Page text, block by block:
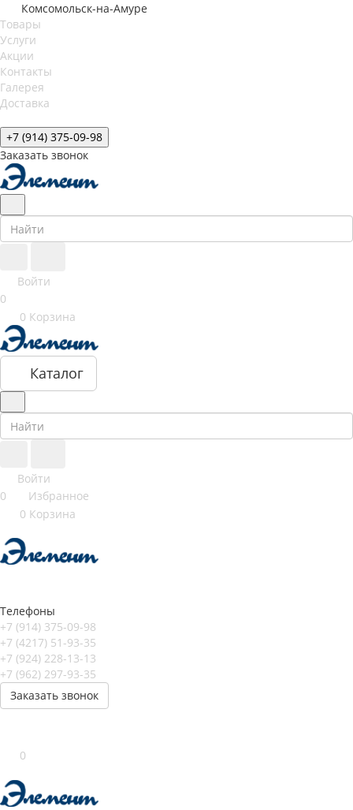
Комсомольск-на-Амуре
Товары
Услуги
Акции
Контакты
Галерея
Доставка
+7 (914) 375-09-98
Заказать звонок
Войти
0
0 Корзина
Каталог
Войти
0
Избранное
0 Корзина
Телефоны
+7 (914) 375-09-98
+7 (4217) 51-93-35
+7 (924) 228-13-13
+7 (962) 297-93-35
Заказать звонок
0